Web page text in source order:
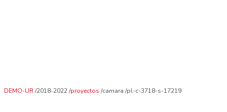
DEMO-UR 2018-2022 proyectos camara pl-c-3718-s-17219